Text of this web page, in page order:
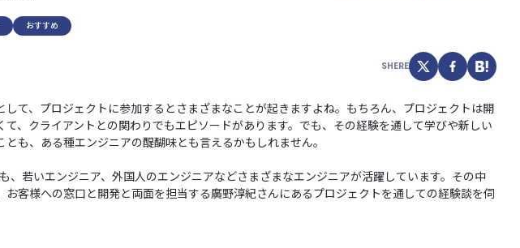
おすすめ
SHERE
して、プロジェクトに参加するとさまざまなことが起きますよね。もちろん、プロジェクトは開
て、クライアントとの関わりでもエピソードがあります。でも、その経験を通して学びや新しい
とも、ある種エンジニアの醍醐味とも言えるかもしれません。
、若いエンジニア、外国人のエンジニアなどさまざまなエンジニアが活躍しています。その中
お客様への窓口と開発と両面を担当する廣野淳紀さんにあるプロジェクトを通しての経験談を伺